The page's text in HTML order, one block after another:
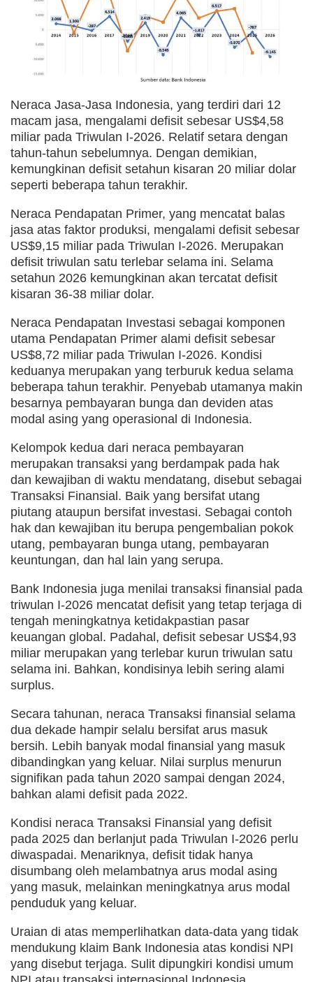
Neraca Jasa-Jasa Indonesia, yang terdiri dari 12
macam jasa, mengalami defisit sebesar US$4,58
miliar pada Triwulan I-2026. Relatif setara dengan
tahun-tahun sebelumnya. Dengan demikian,
kemungkinan defisit setahun kisaran 20 miliar dolar
seperti beberapa tahun terakhir.
Neraca Pendapatan Primer, yang mencatat balas
jasa atas faktor produksi, mengalami defisit sebesar
US$9,15 miliar pada Triwulan I-2026. Merupakan
defisit triwulan satu terlebar selama ini. Selama
setahun 2026 kemungkinan akan tercatat defisit
kisaran 36-38 miliar dolar.
Neraca Pendapatan Investasi sebagai komponen
utama Pendapatan Primer alami defisit sebesar
US$8,72 miliar pada Triwulan I-2026. Kondisi
keduanya merupakan yang terburuk kedua selama
beberapa tahun terakhir. Penyebab utamanya makin
besarnya pembayaran bunga dan deviden atas
modal asing yang operasional di Indonesia.
Kelompok kedua dari neraca pembayaran
merupakan transaksi yang berdampak pada hak
dan kewajiban di waktu mendatang, disebut sebagai
Transaksi Finansial. Baik yang bersifat utang
piutang ataupun bersifat investasi. Sebagai contoh
hak dan kewajiban itu berupa pengembalian pokok
utang, pembayaran bunga utang, pembayaran
keuntungan, dan hal lain yang serupa.
Bank Indonesia juga menilai transaksi finansial pada
triwulan I-2026 mencatat defisit yang tetap terjaga di
tengah meningkatnya ketidakpastian pasar
keuangan global. Padahal, defisit sebesar US$4,93
miliar merupakan yang terlebar kurun triwulan satu
selama ini. Bahkan, kondisinya lebih sering alami
surplus.
Secara tahunan, neraca Transaksi finansial selama
dua dekade hampir selalu bersifat arus masuk
bersih. Lebih banyak modal finansial yang masuk
dibandingkan yang keluar. Nilai surplus menurun
signifikan pada tahun 2020 sampai dengan 2024,
bahkan alami defisit pada 2022.
Kondisi neraca Transaksi Finansial yang defisit
pada 2025 dan berlanjut pada Triwulan I-2026 perlu
diwaspadai. Menariknya, defisit tidak hanya
disumbang oleh melambatnya arus modal asing
yang masuk, melainkan meningkatnya arus modal
penduduk yang keluar.
Uraian di atas memperlihatkan data-data yang tidak
mendukung klaim Bank Indonesia atas kondisi NPI
yang disebut terjaga. Sulit dipungkiri kondisi umum